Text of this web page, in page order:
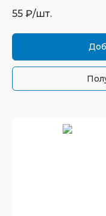
55 ₽/шт.